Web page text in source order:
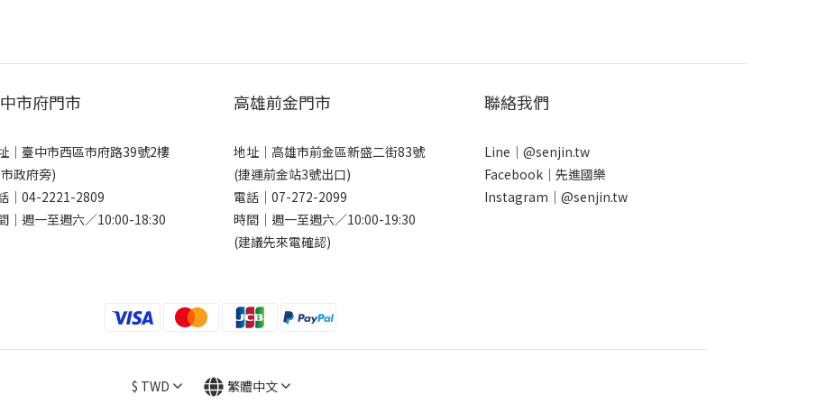
市府門市
｜ 臺中市西區市府路39號2樓
政府旁)
｜ 04-2221-2809
｜週一至週六／10:00-18:30
高雄前金門市
地址｜ 高雄市前金區新盛二街83號
(捷運前金站3號出口)
電話｜ 07-272-2099
時間｜週一至週六／10:00-19:30
(建議先來電確認)
聯絡我們
Line｜ @senjin.tw
Facebook｜ 先進國樂
Instagram｜ @senjin.tw
$ TWD 繁體中文